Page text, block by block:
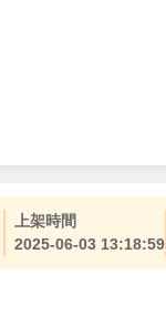
上架時間
2025-06-03 13:18:59